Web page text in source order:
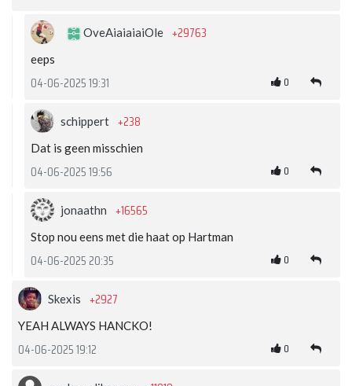
OveAiaiaiaiOle +29763
eeps
04-06-2025 19:31 0
schippert +238
Dat is geen misschien
04-06-2025 19:56 0
jonaathn +16565
Stop nou eens met die haat op Hartman
04-06-2025 20:35 0
Skexis +2927
YEAH ALWAYS HANCKO!
04-06-2025 19:12 0